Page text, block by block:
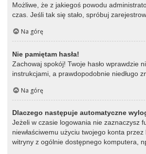
Możliwe, że z jakiegoś powodu
czas. Jeśli tak się stało, spróbuj
Na górę
Nie pamiętam hasła!
Zachowaj spokój! Twoje hasło wprawdzie
instrukcjami, a prawdopodobnie niedługo
Na górę
Dlaczego następuje automatyczne
Jeżeli w czasie logowania nie zaznaczysz
niewłaściwemu użyciu twojego konta
witryny z ogólnie dostępnego komputera,